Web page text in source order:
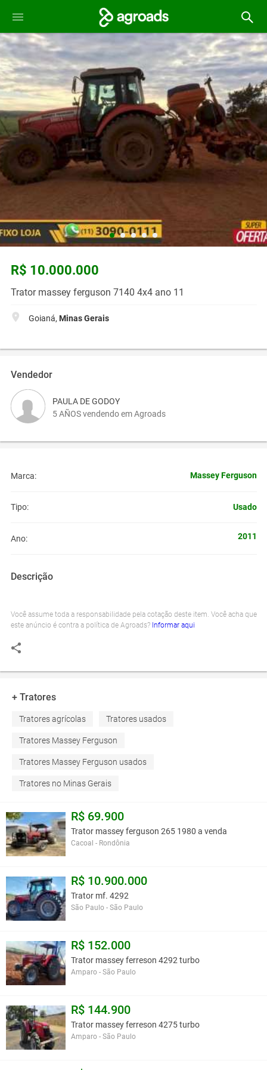
R$ 10.000.000
Trator massey ferguson 7140 4x4 ano 11
Goianá, Minas Gerais
Vendedor
PAULA DE GODOY
5 AÑOS vendendo em Agroads
Marca: Massey Ferguson
Tipo: Usado
Ano: 2011
Descrição
Você assume toda a responsabilidade pela cotação deste item. Você acha que
este anúncio é contra a política de Agroads? Informar aqui
+ Tratores
Tratores agrícolas Tratores usados
Tratores Massey Ferguson
Tratores Massey Ferguson usados
Tratores no Minas Gerais
R$ 69.900
Trator massey ferguson 265 1980 a venda
Cacoal - Rondônia
R$ 10.900.000
Trator mf. 4292
São Paulo - São Paulo
R$ 152.000
Trator massey ferreson 4292 turbo
Amparo - São Paulo
R$ 144.900
Trator massey ferreson 4275 turbo
Amparo - São Paulo